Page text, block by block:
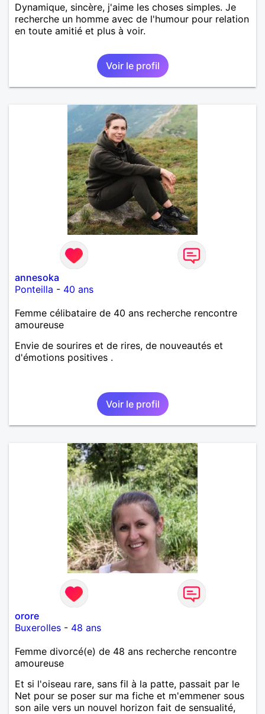
Dynamique, sincère, j'aime les choses simples. Je
recherche un homme avec de l'humour pour relation
en toute amitié et plus à voir.
Voir le profil
annesoka
Ponteilla - 40 ans
Femme célibataire de 40 ans recherche rencontre
amoureuse
Envie de sourires et de rires, de nouveautés et
d'émotions positives .
Voir le profil
orore
Buxerolles - 48 ans
Femme divorcé(e) de 48 ans recherche rencontre
amoureuse
Et si l'oiseau rare, sans fil à la patte, passait par le
Net pour se poser sur ma fiche et m'emmener sous
son aile vers un nouvel horizon fait de sensualité,